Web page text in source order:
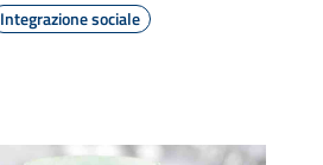
Integrazione sociale